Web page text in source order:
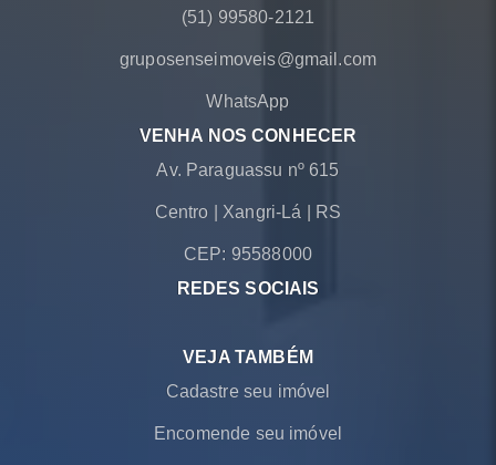
(51) 99580-2121
gruposenseimoveis@gmail.com
WhatsApp
VENHA NOS CONHECER
Av. Paraguassu nº 615
Centro Xangri-Lá RS
CEP: 95588000
REDES SOCIAIS
VEJA TAMBÉM
Cadastre seu imóvel
Encomende seu imóvel